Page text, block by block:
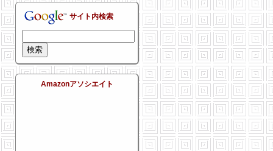
サイト内検索
Amazonアソシエイト